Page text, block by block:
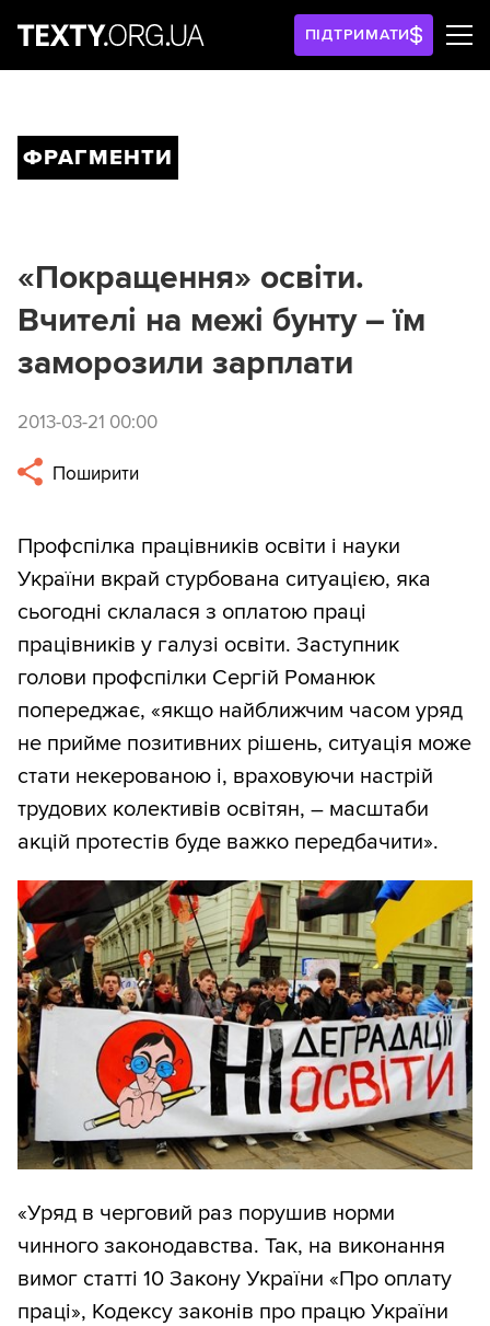
ПІДТРИМАТИ
ФРАГМЕНТИ
«Покращення» освіти.
Вчителі на межі бунту – їм
заморозили зарплати
2013-03-21 00:00
Поширити
Профспілка працівників освіти і науки
України вкрай стурбована ситуацією, яка
сьогодні склалася з оплатою праці
працівників у галузі освіти. Заступник
голови профспілки Сергій Романюк
попереджає, «якщо найближчим часом уряд
не прийме позитивних рішень, ситуація може
стати некерованою і, враховуючи настрій
трудових колективів освітян, – масштаби
акцій протестів буде важко передбачити».
«Уряд в черговий раз порушив норми
чинного законодавства. Так, на виконання
вимог статті 10 Закону України «Про оплату
праці», Кодексу законів про працю України